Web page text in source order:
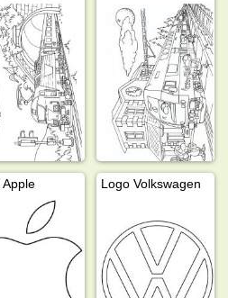
Apple Logo Volkswagen